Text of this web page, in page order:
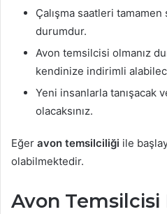
Çalışma saatleri
durumdur.
Avon temsilcisi olmanız
kendinize indirimli
Yeni insanlarla tanışacak
olacaksınız.
Eğer avon temsilciliği ile
olabilmektedir.
Avon Temsilcisi